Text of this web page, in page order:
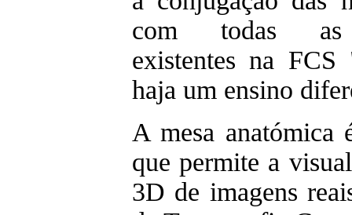
com todas as
existentes na
haja um ensino
A mesa anatómica
que permite a
3D de imagens